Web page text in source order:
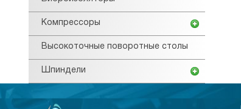
Компрессоры
Высокоточные поворотные столы
Шпиндели